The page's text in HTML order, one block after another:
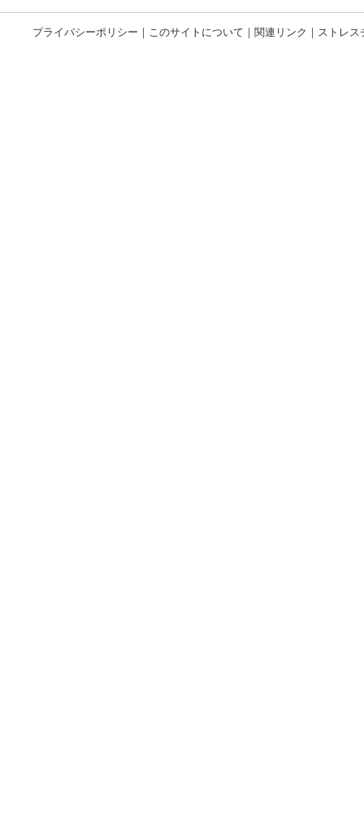
プライバシーポリシー ｜ このサイトについて ｜ 関連リンク ｜ ストレス